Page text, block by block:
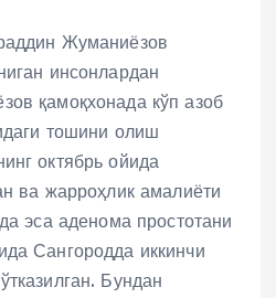
Жуманиёзов
инсонлардан
қамоқхонада кўп азоб
тошини олиш
октябрь ойида
ва жарроҳлик амалиёти
эса аденома простотани
Сангородда иккинчи
Бундан